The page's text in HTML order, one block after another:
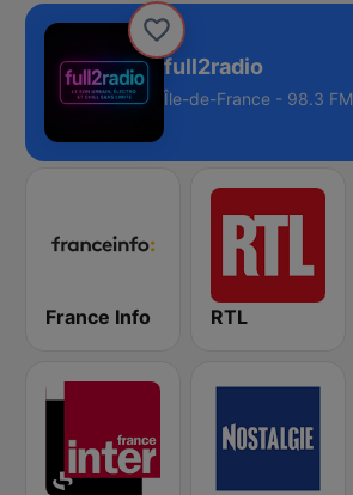
full2radio
Île-de-France - 98.3 FM
France Info RTL